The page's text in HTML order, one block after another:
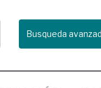
Busqueda